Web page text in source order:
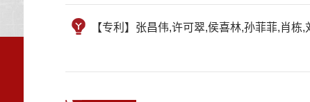
【专利】张昌伟,许可翠,侯喜林,孙菲菲,肖